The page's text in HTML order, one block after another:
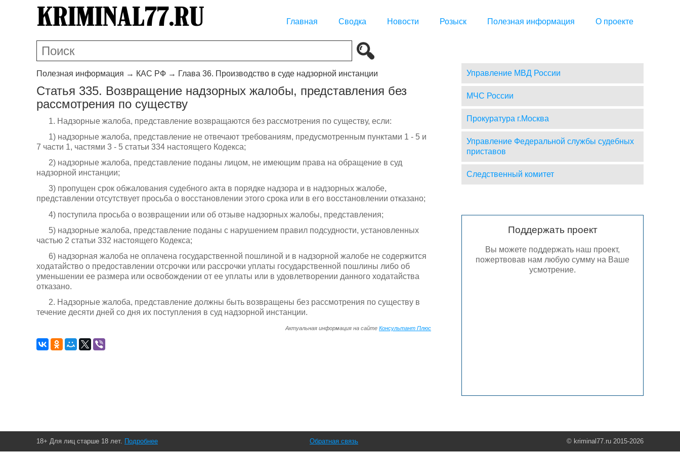
Главная Сводка Новости Розыск Полезная информация О проекте
Полезная информация → КАС РФ → Глава 36. Производство в суде надзорной инстанции
Статья 335. Возвращение надзорных жалобы, представления без
рассмотрения по существу
1. Надзорные жалоба, представление возвращаются без рассмотрения по существу, если:
1) надзорные жалоба, представление не отвечают требованиям, предусмотренным пунктами 1 - 5 и
7 части 1, частями 3 - 5 статьи 334 настоящего Кодекса;
2) надзорные жалоба, представление поданы лицом, не имеющим права на обращение в суд
надзорной инстанции;
3) пропущен срок обжалования судебного акта в порядке надзора и в надзорных жалобе,
представлении отсутствует просьба о восстановлении этого срока или в его восстановлении отказано;
4) поступила просьба о возвращении или об отзыве надзорных жалобы, представления;
5) надзорные жалоба, представление поданы с нарушением правил подсудности, установленных
частью 2 статьи 332 настоящего Кодекса;
6) надзорная жалоба не оплачена государственной пошлиной и в надзорной жалобе не содержится
ходатайство о предоставлении отсрочки или рассрочки уплаты государственной пошлины либо об
уменьшении ее размера или освобождении от ее уплаты или в удовлетворении данного ходатайства
отказано.
2. Надзорные жалоба, представление должны быть возвращены без рассмотрения по существу в
течение десяти дней со дня их поступления в суд надзорной инстанции.
Актуальная информация на сайте Консультант Плюс
Управление МВД России
МЧС России
Прокуратура г.Москва
Управление Федеральной службы судебных
приставов
Следственный комитет
Поддержать проект
Вы можете поддержать наш проект,
пожертвовав нам любую сумму на Ваше
усмотрение.
18+ Для лиц старше 18 лет. Подробнее © kriminal77.ru 2015-2026
Обратная связь